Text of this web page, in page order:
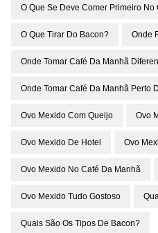
O Que Se Deve Comer Primeiro No
O Que Tirar Do Bacon? Onde
Onde Tomar Café Da Manhã
Onde Tomar Café Da Manhã Perto
Ovo Mexido Com Queijo Ovo
Ovo Mexido De Hotel Ovo
Ovo Mexido No Café Da Manhã
Ovo Mexido Tudo Gostoso
Quais São Os Tipos De Bacon?